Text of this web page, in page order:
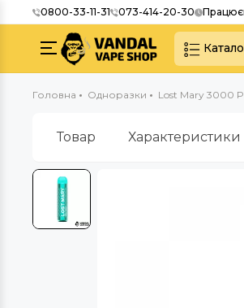
0800-33-11-31 073-414-20-30
Головна Одноразки Lost Mary 3000
Товар Характеристики